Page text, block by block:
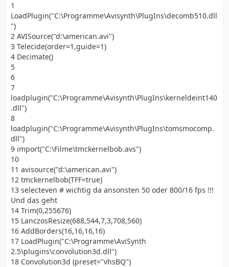
1
LoadPlugin("C:\Programme\Avisynth\PlugIns\decomb510.dll
")
2 AVISource("d:\american.avi")
3 Telecide(order=1,guide=1)
4 Decimate()
5
6
7
loadplugin("C:\Programme\Avisynth\PlugIns\kerneldeint140
.dll")
8
loadplugin("C:\Programme\Avisynth\PlugIns\tomsmocomp.
dll")
9 import("C:\Filme\tmckernelbob.avs")
10
11 avisource("d:\american.avi")
12 tmckernelbob(TFF=true)
13 selecteven # wichtig da ansonsten 50 oder 800/16 fps !!!
Und das geht
14 Trim(0,255676)
15 LanczosResize(688,544,7,3,708,560)
16 AddBorders(16,16,16,16)
17 LoadPlugin("C:\Programme\AviSynth
2.5\plugins\convolution3d.dll")
18 Convolution3d (preset="vhsBQ")